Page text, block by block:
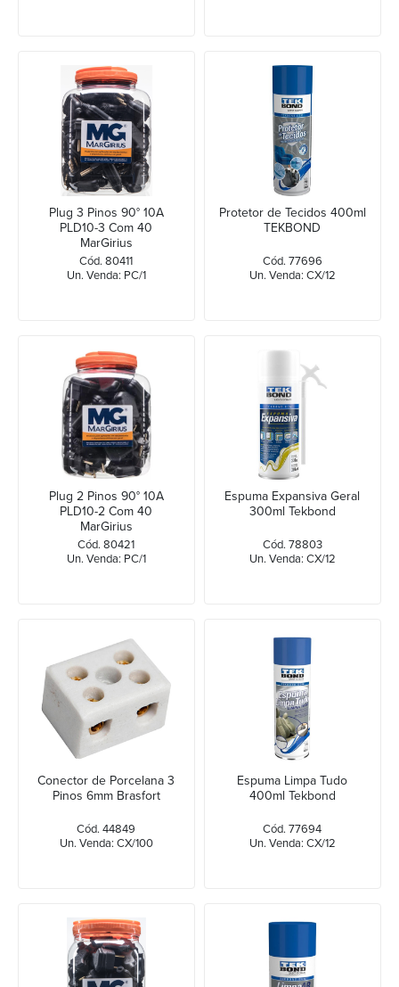
Plug 3 Pinos 90° 10A
PLD10-3 Com 40
MarGirius
Cód. 80411
Un. Venda: PC/1
Protetor de Tecidos 400ml
TEKBOND
Cód. 77696
Un. Venda: CX/12
Plug 2 Pinos 90° 10A
PLD10-2 Com 40
MarGirius
Cód. 80421
Un. Venda: PC/1
Espuma Expansiva Geral
300ml Tekbond
Cód. 78803
Un. Venda: CX/12
Conector de Porcelana 3
Pinos 6mm Brasfort
Cód. 44849
Un. Venda: CX/100
Espuma Limpa Tudo
400ml Tekbond
Cód. 77694
Un. Venda: CX/12